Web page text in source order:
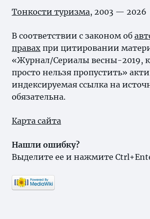
Тонкости туризма, 2003 — 2026
В соответствии с законом об
правах при цитировании
«Журнал/Сериалы весны-2019,
просто нельзя пропустить»
индексируемая ссылка на
обязательна.
Карта сайта
Нашли ошибку?
Выделите ее и нажмите